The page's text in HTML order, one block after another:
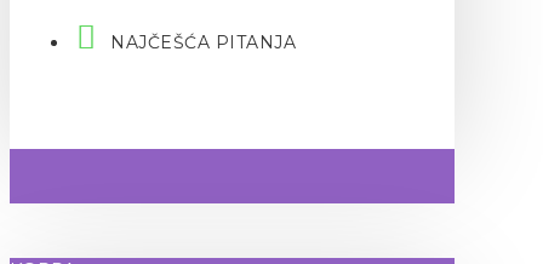
NAJČEŠĆA PITANJA